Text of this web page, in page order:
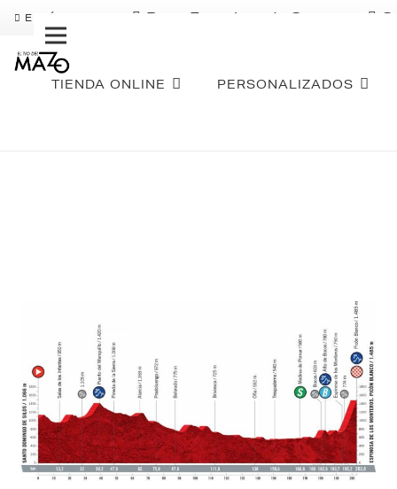
ENVÍO GRATIS Pago Fraccionado Sequra
TIENDA ONLINE PERSONALIZADOS